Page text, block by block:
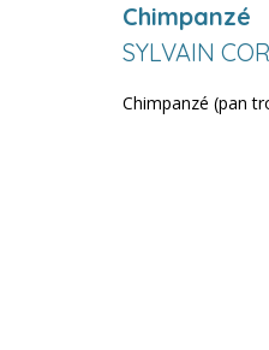
Chimpanzé
SYLVAIN
Chimpanzé (pan